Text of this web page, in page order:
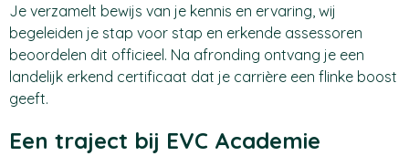
Je verzamelt bewijs van je kennis en ervaring, wij
begeleiden je stap voor stap en erkende assessoren
beoordelen dit officieel. Na afronding ontvang je een
landelijk erkend certificaat dat je carrière een flinke boost
geeft.
Een traject bij EVC Academie